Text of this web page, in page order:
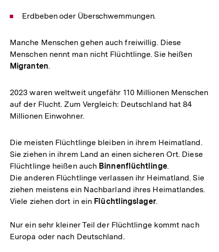
Erdbeben oder Überschwemmungen.
Manche Menschen gehen auch freiwillig. Diese
Menschen nennt man nicht Flüchtlinge. Sie heißen
Migranten.
2023 waren weltweit ungefähr 110 Millionen Menschen
auf der Flucht. Zum Vergleich: Deutschland hat 84
Millionen Einwohner.
Die meisten Flüchtlinge bleiben in ihrem Heimatland.
Sie ziehen in ihrem Land an einen sicheren Ort. Diese
Flüchtlinge heißen auch Binnenflüchtlinge.
Die anderen Flüchtlinge verlassen ihr Heimatland. Sie
ziehen meistens ein Nachbarland ihres Heimatlandes.
Viele ziehen dort in ein Flüchtlingslager.
Nur ein sehr kleiner Teil der Flüchtlinge kommt nach
Europa oder nach Deutschland.